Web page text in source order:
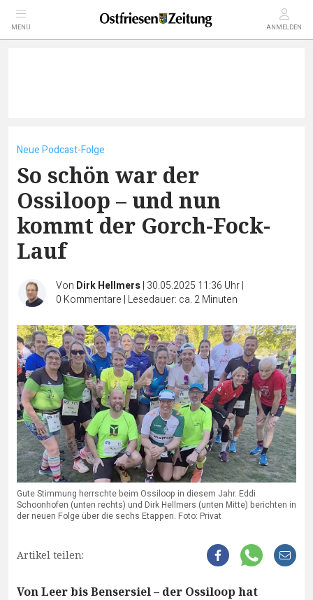
MENÜ ANMELDEN
Neue Podcast-Folge
So schön war der
Ossiloop – und nun
kommt der Gorch-Fock-
Lauf
Von Dirk Hellmers| 30.05.2025 11:36 Uhr|
0 Kommentare | Lesedauer: ca. 2 Minuten
Gute Stimmung herrschte beim Ossiloop in diesem Jahr. Eddi
Schoonhofen (unten rechts) und Dirk Hellmers (unten Mitte) berichten in
der neuen Folge über die sechs Etappen. Foto: Privat
Artikel teilen:
Von Leer bis Bensersiel – der Ossiloop hat